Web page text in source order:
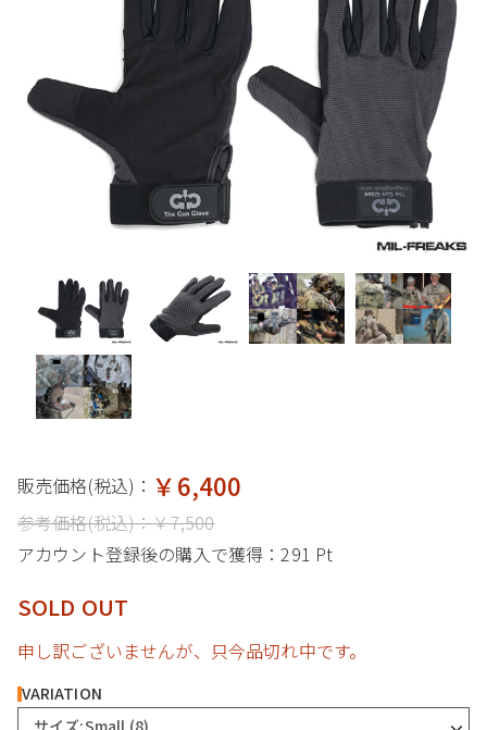
販売価格(税込)： ￥6,400
参考価格(税込)：￥7,500
アカウント登録後の購入で獲得：291 Pt
SOLD OUT
申し訳ございませんが、只今品切れ中です。
VARIATION